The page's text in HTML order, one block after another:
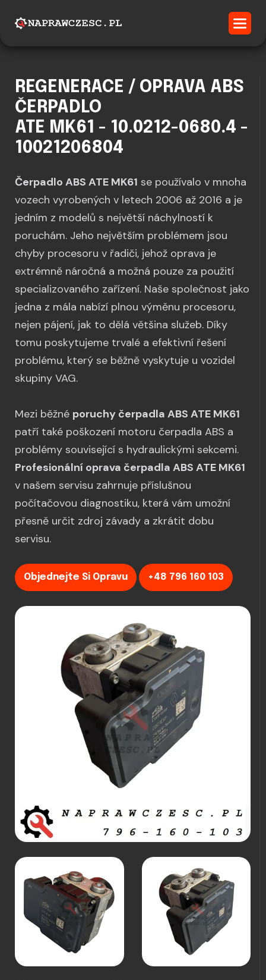
REGENERACE / OPRAVA ABS
ČERPADLO
ATE MK61 - 10.0212-0680.4 -
10021206804
Čerpadlo ABS ATE MK61 se používalo v mnoha
vozech vyrobených v letech 2006 až 2016 a je
jedním z modelů s největší náchylností k
poruchám. Jeho největším problémem jsou
chyby procesoru v řadiči, jehož oprava je
extrémně náročná a možná pouze za použití
specializovaného zařízení. Naše společnost jako
jedna z mála nabízí plnou výměnu procesoru,
nejen pájení, jak to dělá většina služeb. Díky
tomu poskytujeme trvalé a efektivní řešení
problému, který se běžně vyskytuje u vozidel
skupiny VAG.
Mezi běžné poruchy čerpadla ABS ATE MK61
patří také poškození motoru čerpadla ABS a
problémy související s hydraulickými sekcemi.
Profesionální oprava čerpadla ABS ATE MK61
v našem servisu zahrnuje příslušnou
počítačovou diagnostiku, která vám umožní
přesně určit zdroj závady a zkrátit dobu
servisu.
Objednejte Si Opravu +48 796 160 103